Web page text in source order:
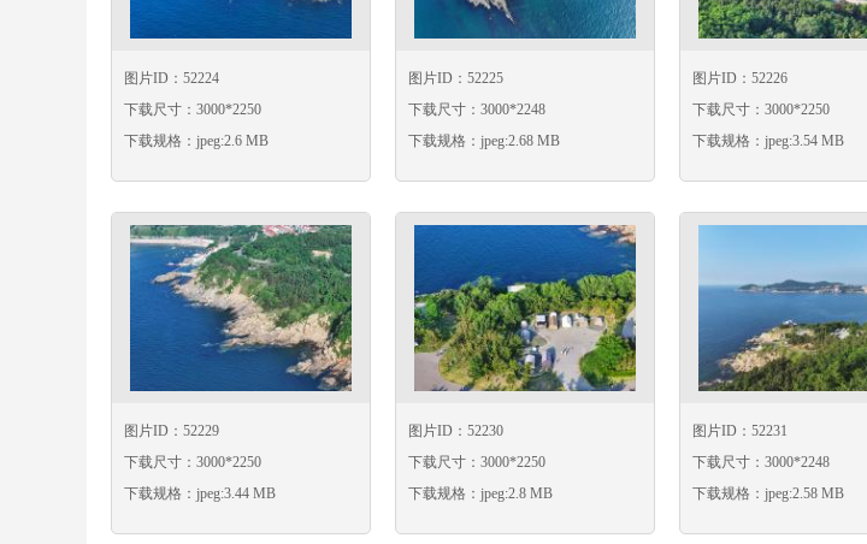
图片ID：52224
下载尺寸：3000*2250
下载规格：jpeg:2.6 MB
图片ID：52225
下载尺寸：3000*2248
下载规格：jpeg:2.68 MB
图片ID：52226
下载尺寸：3000*2250
下载规格：jpeg:3.54 MB
图片ID：52229
下载尺寸：3000*2250
下载规格：jpeg:3.44 MB
图片ID：52230
下载尺寸：3000*2250
下载规格：jpeg:2.8 MB
图片ID：52231
下载尺寸：3000*2248
下载规格：jpeg:2.58 MB